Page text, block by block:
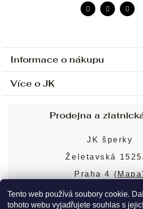
Tento web používá soubory cookie.
tohoto webu vyjadřujete souhlas s
Informace o nákupu
Ochrana osobních údajů
Sjednání osobní schůzky
Obchodní podmínky
Puncovní značky
Více o JK
Blog
Nejčastější dotazy
Prodejna a
JK šperky
Želetavská
Praha 4 ( Mapa
Více o prodejně